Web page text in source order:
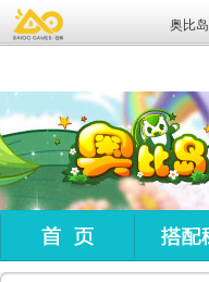
奥比岛